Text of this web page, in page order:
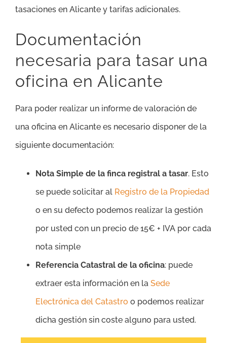
tasaciones en Alicante y tarifas adicionales.
Documentación
necesaria para tasar una
oficina en Alicante
Para poder realizar un informe de valoración de
una oficina en Alicante es necesario disponer de la
siguiente documentación:
Nota Simple de la finca registral a tasar. Esto
se puede solicitar al Registro de la Propiedad
o en su defecto podemos realizar la gestión
por usted con un precio de 15€ + IVA por cada
nota simple
Referencia Catastral de la oficina: puede
extraer esta información en la Sede
Electrónica del Catastro o podemos realizar
dicha gestión sin coste alguno para usted.